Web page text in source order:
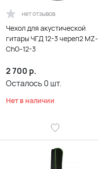
нет отзывов
Чехол для акустической
гитары ЧГД 12-3 череп2 MZ-
ChG-12-3
2 700 р.
Осталось 0 шт.
Нет в наличии